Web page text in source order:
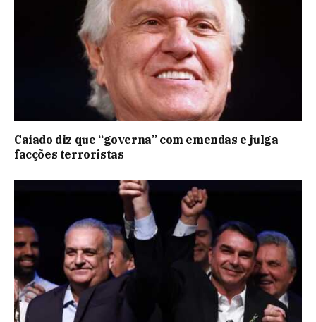
Caiado diz que “governa” com emendas e julga
facções terroristas